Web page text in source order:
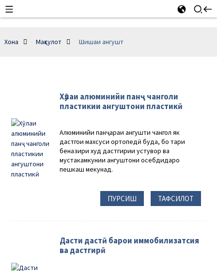
Хона Маҳсулот Шишаи ангушт
Хӯлаи алюминийи панҷ чанголи
пластикии ангуштони пластикӣ
Алюминийи панҷараи ангушти чангол як
дастгоҳи махсуси ортопедӣ буда, бо тарҳи
беназири худ дастгирии устувор ва
мустаҳкамкунии ангуштони осебдидаро
пешкаш мекунад.
ПУРСИШ ТАФСИЛОТ
Дасти дастӣ барои иммобилизатсия
ва дастгирӣ